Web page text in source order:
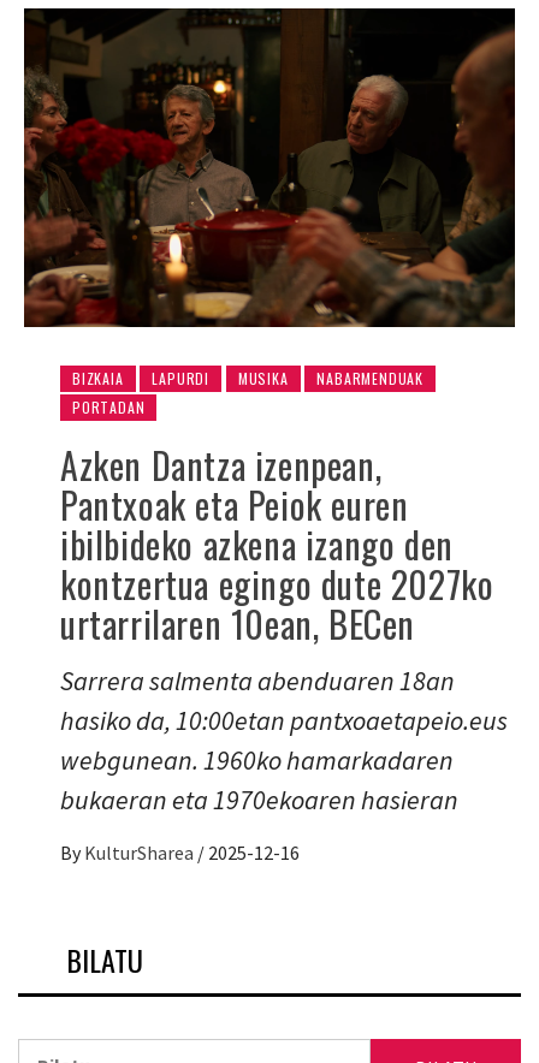
BIZKAIA LAPURDI MUSIKA
NABARMENDUAK
PORTADAN
Azken Dantza izenpean,
Pantxoak eta Peiok euren
ibilbideko azkena izango den
kontzertua egingo dute 2027ko
urtarrilaren 10ean, BECen
Sarrera salmenta abenduaren 18an
hasiko da, 10:00etan pantxoaetapeio.eus
webgunean. 1960ko hamarkadaren
bukaeran eta 1970ekoaren hasieran
By KulturSharea / 2025-12-16
BILATU